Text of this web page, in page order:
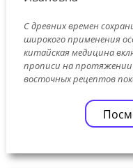
С древних времен
широкого применения
китайская медицина
прописи на
восточных рецептов